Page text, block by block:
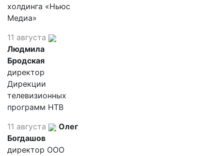
холдинга «Ньюс
Медиа»
11 августа
Людмила
Бродская
директор
Дирекции
телевизионных
программ НТВ
11 августа
Олег
Богдашов
директор ООО